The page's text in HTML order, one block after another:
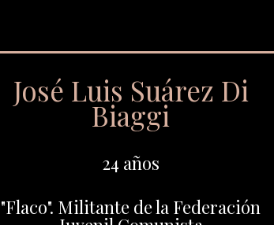
José Luis Suárez Di
Biaggi
24 años
"Flaco". Militante de la Federación